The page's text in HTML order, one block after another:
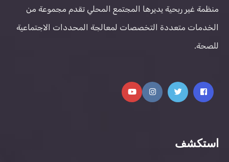
منظمة غير ربحية يديرها المجتمع المحلي تقدم مجموعة من
الخدمات متعددة التخصصات لمعالجة المحددات الاجتماعية
للصحة.
استكشف